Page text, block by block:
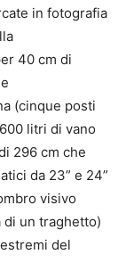
in fotografia
40 cm di
(cinque posti
litri di vano
296 cm che
da 23” e 24”
visivo
un traghetto)
del